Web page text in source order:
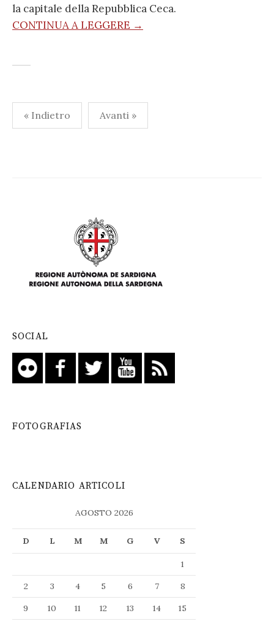
la capitale della Repubblica Ceca.
CONTINUA A LEGGERE →
Paginazione
degli
« Indietro Avanti »
SOCIAL
FOTOGRAFIAS
CALENDARIO ARTICOLI
AGOSTO 2026
D L M M G V S
1
2
3 4 5 6 7
8
9
10 11 12 13 14
15